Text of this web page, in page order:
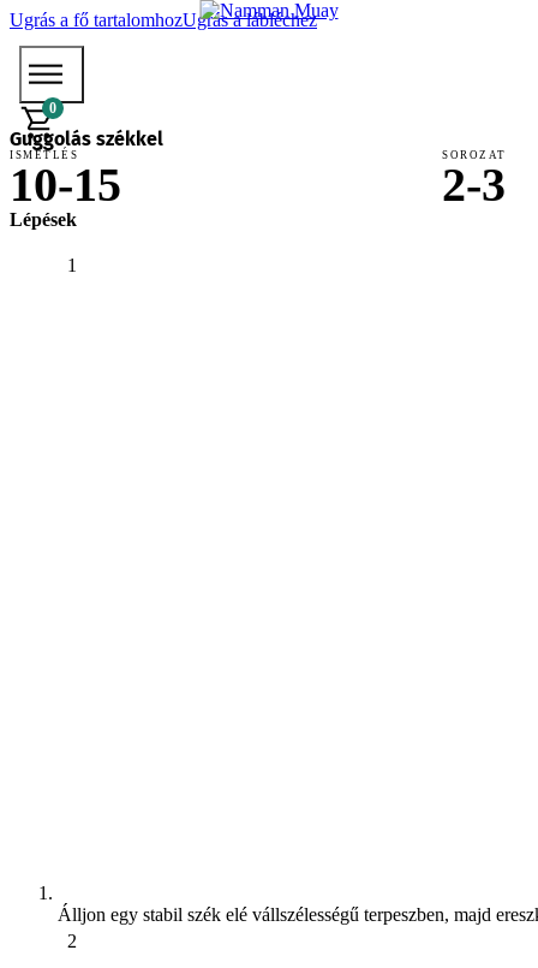
Ugrás a fő tartalomhozUgrás a lábléchez
0
Guggolás székkel
ISMÉTLÉS
10-15
SOROZAT
2-3
Lépések
1
Álljon egy stabil szék elé vállszélességű terpeszben, majd
2